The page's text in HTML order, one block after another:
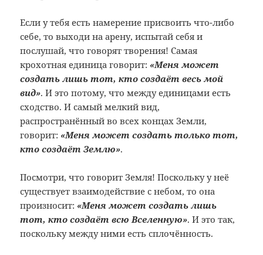
Если у тебя есть намерение присвоить что-либо
себе, то выходи на арену, испытай себя и
послушай, что говорят творения! Самая
крохотная единица говорит: «Меня может
создать лишь тот, кто создаёт весь мой
вид». И это потому, что между единицами есть
сходство. И самый мелкий вид,
распространённый во всех концах Земли,
говорит: «Меня может создать только тот,
кто создаёт Землю».
Посмотри, что говорит Земля! Поскольку у неё
существует взаимодействие с небом, то она
произносит: «Меня может создать лишь
тот, кто создаёт всю Вселенную». И это так,
поскольку между ними есть сплочённость.